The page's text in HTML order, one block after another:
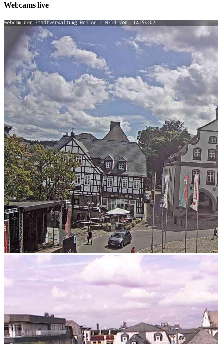
Webcams live